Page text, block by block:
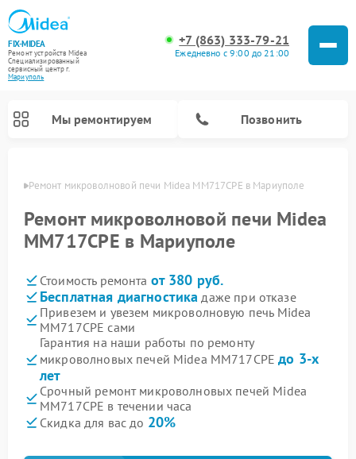
FIX-MIDEA
Ремонт устройств Midea
Специализированный
cервисный центр г.
Мариуполь
+7 (863) 333-79-21
Ежедневно с 9:00 до 21:00
Мы ремонтируем Позвонить
Ремонт микроволновой печи Midea MM717CPE в Мариуполе
Ремонт микроволновой печи Midea
MM717CPE в Мариуполе
Стоимость ремонта от 380 руб.
Бесплатная диагностика даже при отказе
Привезем и увезем микроволновую печь Midea
MM717CPE сами
Гарантия на наши работы по ремонту
микроволновых печей Midea MM717CPEдо 3-х
лет
Срочный ремонт микроволновых печей Midea
MM717CPE в течении часа
Скидка для вас до 20%